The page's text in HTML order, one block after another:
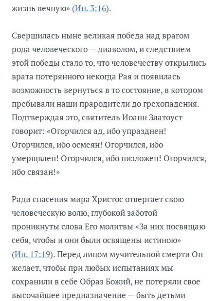
жизнь вечную» (Ин. 3:16).
Свершилась ныне великая победа над врагом
рода человеческого — диаволом, и следствием
этой победы стало то, что человечеству открылись
врата потерянного некогда Рая и появилась
возможность вернуться в то состояние, в котором
пребывали наши прародители до грехопадения.
Подтверждая это, святитель Иоанн Златоуст
говорит: «Огорчился ад, ибо упразднен!
Огорчился, ибо осмеян! Огорчился, ибо
умерщвлен! Огорчился, ибо низложен! Огорчился,
ибо связан!»
Ради спасения мира Христос отвергает свою
человеческую волю, глубокой заботой
проникнуты слова Его молитвы «За них посвящаю
себя, чтобы и они были освящены истиною»
(Ин. 17:19). Перед лицом мучительной смерти Он
желает, чтобы при любых испытаниях мы
сохранили в себе Образ Божий, не потеряли свое
высочайшее предназначение — быть детьми